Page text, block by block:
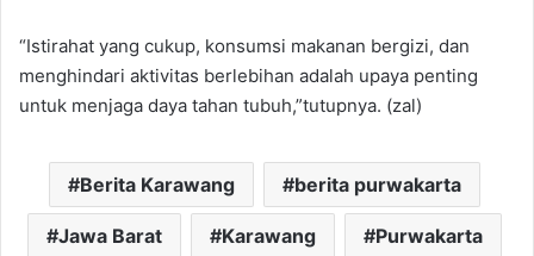
“Istirahat yang cukup, konsumsi makanan bergizi, dan
menghindari aktivitas berlebihan adalah upaya penting
untuk menjaga daya tahan tubuh,”tutupnya. (zal)
Berita Karawang berita purwakarta
Jawa Barat Karawang Purwakarta